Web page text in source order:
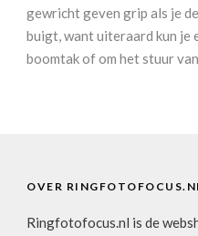
gewricht geven grip als je
buigt, want uiteraard kun je
boomtak of om het stuur
OVER
Ringfotofocus.nl is de